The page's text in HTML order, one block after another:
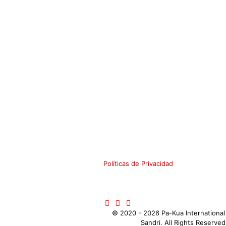
Políticas de Privacidad
©️ 2020 - 2026 Pa-Kua
Sandri. All Rights